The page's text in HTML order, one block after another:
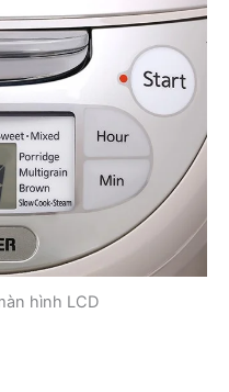
hình LCD